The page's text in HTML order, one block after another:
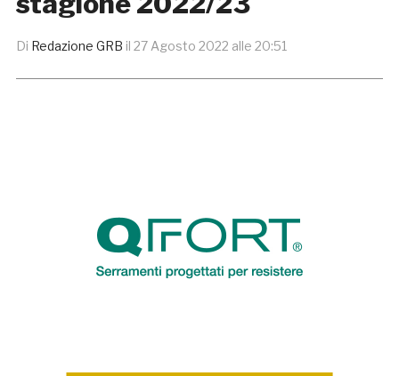
Di Redazione GRB il 27 Agosto 2022 alle 20:51